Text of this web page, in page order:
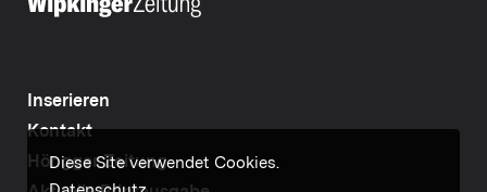
Inserieren
Kontakt
Höngger Zeitung
Diese Site verwendet Cookies.